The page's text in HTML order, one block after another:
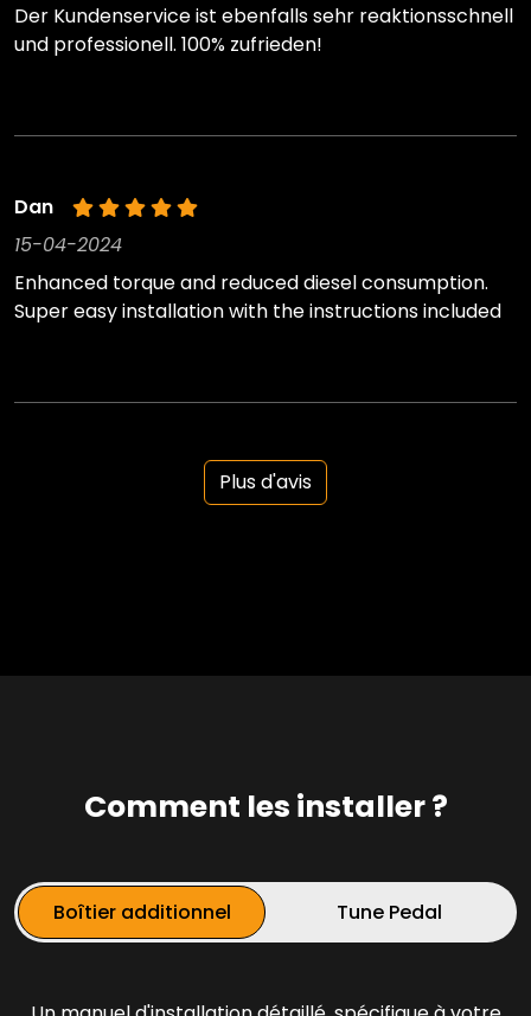
Der Kundenservice ist ebenfalls sehr reaktionsschnell
und professionell. 100% zufrieden!
Dan
15-04-2024
Enhanced torque and reduced diesel consumption.
Super easy installation with the instructions included
Plus d'avis
Comment les installer ?
Boîtier additionnel Tune Pedal